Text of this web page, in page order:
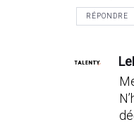
RÉPONDRE